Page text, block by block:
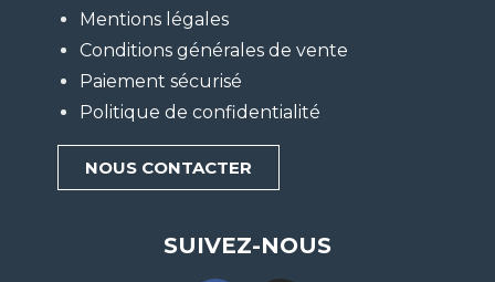
Mentions légales
Conditions générales de vente
Paiement sécurisé
Politique de confidentialité
NOUS CONTACTER
SUIVEZ-NOUS